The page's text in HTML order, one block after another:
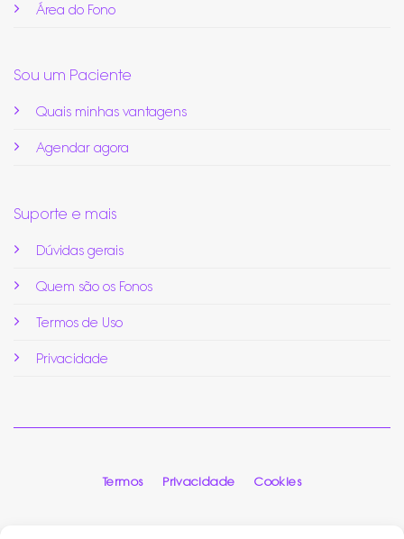
Área do Fono
Sou um Paciente
Quais minhas vantagens
Agendar agora
Suporte e mais
Dúvidas gerais
Quem são os Fonos
Termos de Uso
Privacidade
Termos Privacidade Cookies